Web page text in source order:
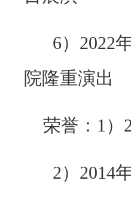
6） 2022
院隆重演出
荣誉： 1 ）
2） 2014